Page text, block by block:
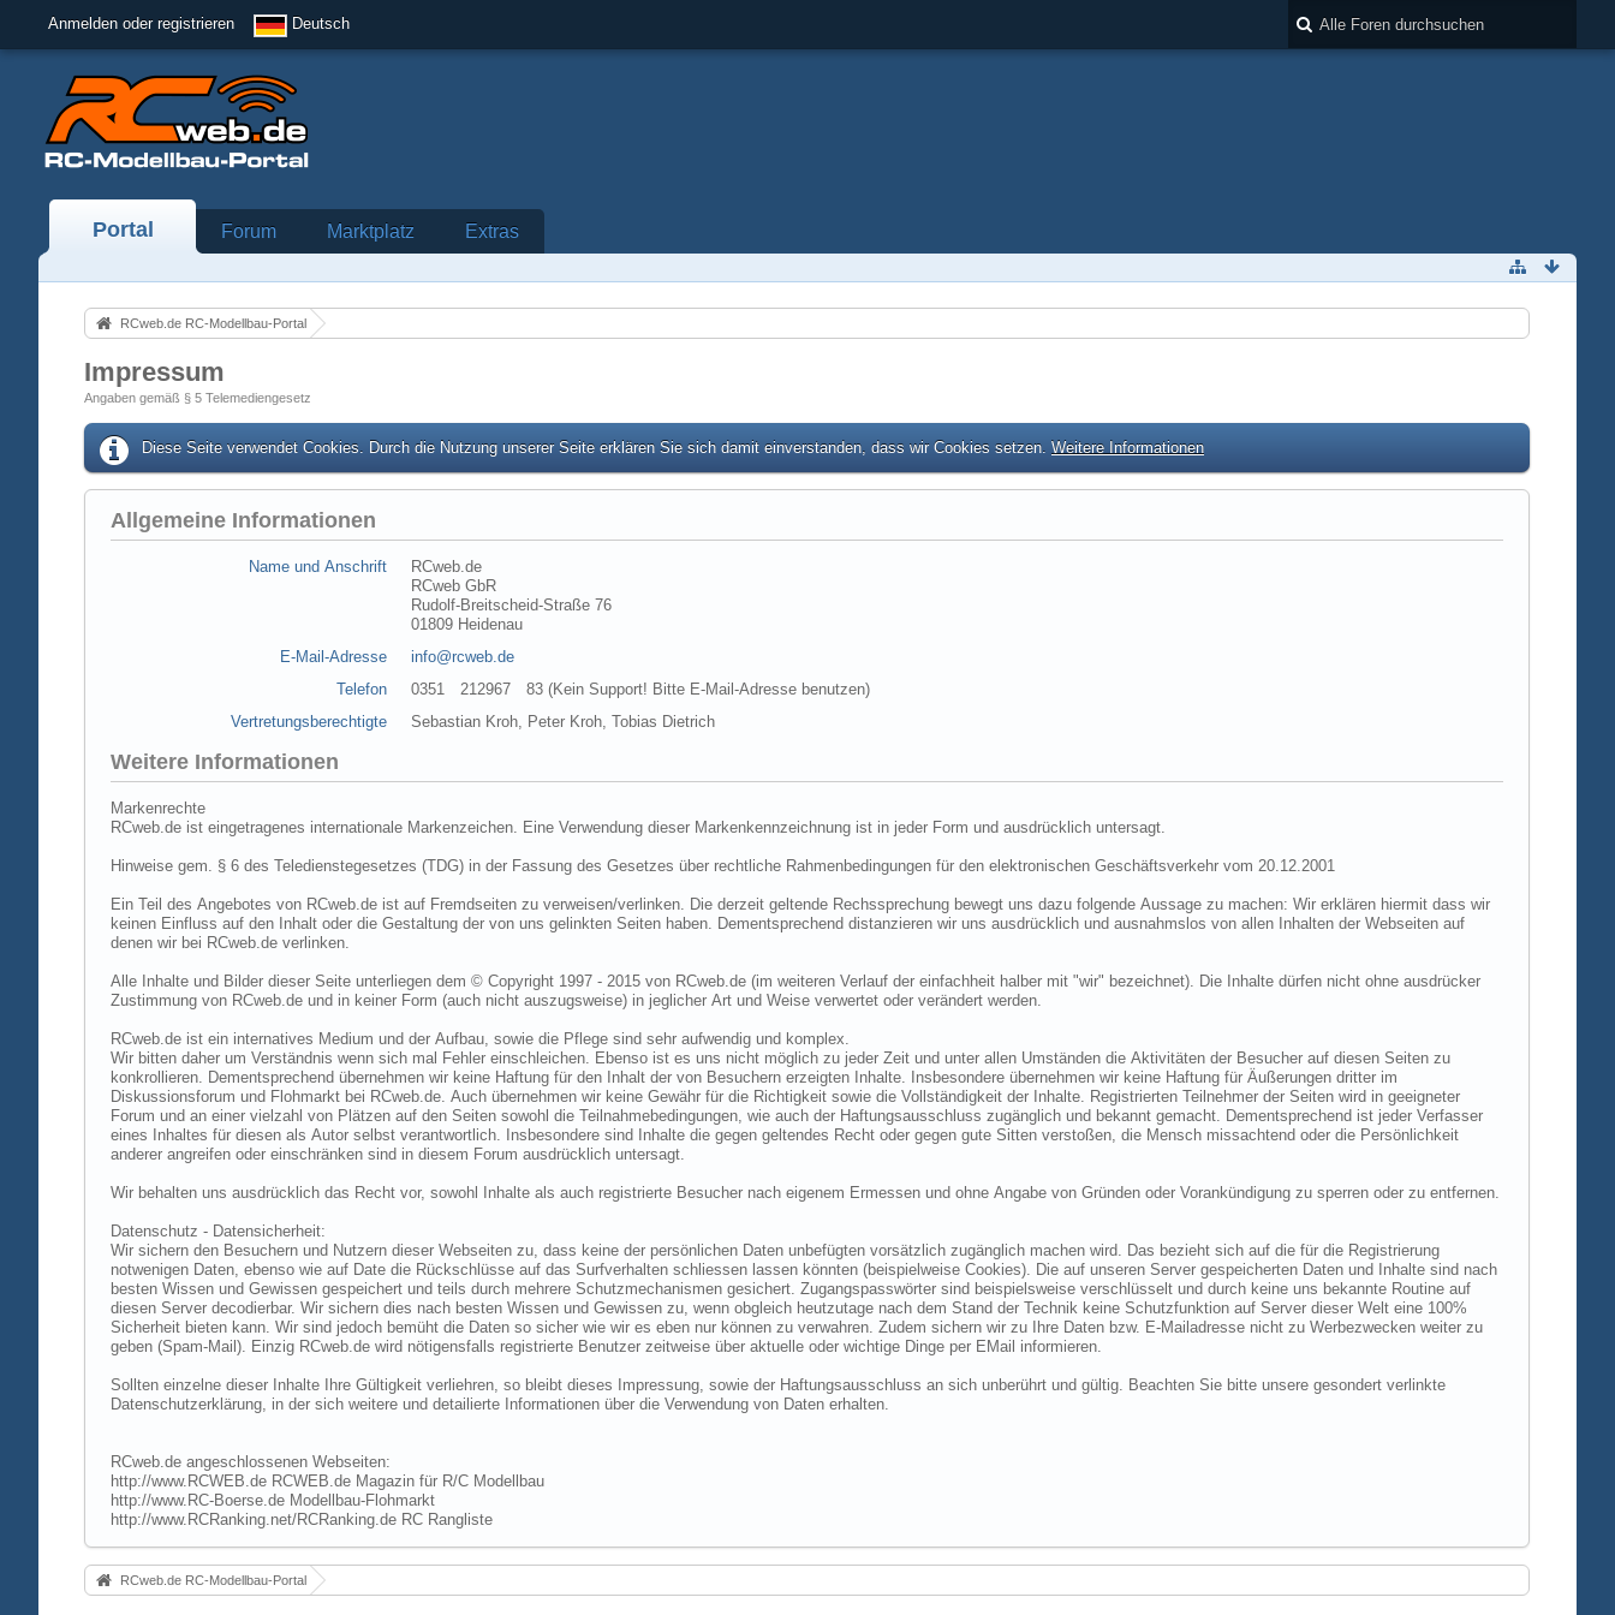
Anmelden oder registrieren Deutsch
Portal Forum Marktplatz Extras
RCweb.de RC-Modellbau-Portal
Impressum
Angaben gemäß § 5 Telemediengesetz
Diese Seite verwendet Cookies. Durch die Nutzung unserer Seite erklären Sie sich damit einverstanden, dass wir Cookies setzen. Weitere Informationen
Allgemeine Informationen
Name und Anschrift
RCweb.de
RCweb GbR
Rudolf-Breitscheid-Straße 76
01809 Heidenau
E-Mail-Adresse
info@rcweb.de
Telefon
0351 212967 83 (Kein Support! Bitte E-Mail-Adresse benutzen)
Vertretungsberechtigte
Sebastian Kroh, Peter Kroh, Tobias Dietrich
Weitere Informationen
Markenrechte
RCweb.de ist eingetragenes internationale Markenzeichen. Eine Verwendung dieser Markenkennzeichnung ist in jeder Form und ausdrücklich untersagt.
Hinweise gem. § 6 des Teledienstegesetzes (TDG) in der Fassung des Gesetzes über rechtliche Rahmenbedingungen für den elektronischen Geschäftsverkehr vom 20.12.2001
Ein Teil des Angebotes von RCweb.de ist auf Fremdseiten zu verweisen/verlinken. Die derzeit geltende Rechssprechung bewegt uns dazu folgende Aussage zu machen: Wir erklären hiermit dass wir
keinen Einfluss auf den Inhalt oder die Gestaltung der von uns gelinkten Seiten haben. Dementsprechend distanzieren wir uns ausdrücklich und ausnahmslos von allen Inhalten der Webseiten auf
denen wir bei RCweb.de verlinken.
Alle Inhalte und Bilder dieser Seite unterliegen dem © Copyright 1997 - 2015 von RCweb.de (im weiteren Verlauf der einfachheit halber mit "wir" bezeichnet). Die Inhalte dürfen nicht ohne ausdrücker
Zustimmung von RCweb.de und in keiner Form (auch nicht auszugsweise) in jeglicher Art und Weise verwertet oder verändert werden.
RCweb.de ist ein internatives Medium und der Aufbau, sowie die Pflege sind sehr aufwendig und komplex.
Wir bitten daher um Verständnis wenn sich mal Fehler einschleichen. Ebenso ist es uns nicht möglich zu jeder Zeit und unter allen Umständen die Aktivitäten der Besucher auf diesen Seiten zu
konkrollieren. Dementsprechend übernehmen wir keine Haftung für den Inhalt der von Besuchern erzeigten Inhalte. Insbesondere übernehmen wir keine Haftung für Äußerungen dritter im
Diskussionsforum und Flohmarkt bei RCweb.de. Auch übernehmen wir keine Gewähr für die Richtigkeit sowie die Vollständigkeit der Inhalte. Registrierten Teilnehmer der Seiten wird in geeigneter
Forum und an einer vielzahl von Plätzen auf den Seiten sowohl die Teilnahmebedingungen, wie auch der Haftungsausschluss zugänglich und bekannt gemacht. Dementsprechend ist jeder Verfasser
eines Inhaltes für diesen als Autor selbst verantwortlich. Insbesondere sind Inhalte die gegen geltendes Recht oder gegen gute Sitten verstoßen, die Mensch missachtend oder die Persönlichkeit
anderer angreifen oder einschränken sind in diesem Forum ausdrücklich untersagt.
Wir behalten uns ausdrücklich das Recht vor, sowohl Inhalte als auch registrierte Besucher nach eigenem Ermessen und ohne Angabe von Gründen oder Vorankündigung zu sperren oder zu entfernen.
Datenschutz - Datensicherheit:
Wir sichern den Besuchern und Nutzern dieser Webseiten zu, dass keine der persönlichen Daten unbefügten vorsätzlich zugänglich machen wird. Das bezieht sich auf die für die Registrierung
notwenigen Daten, ebenso wie auf Date die Rückschlüsse auf das Surfverhalten schliessen lassen könnten (beispielweise Cookies). Die auf unseren Server gespeicherten Daten und Inhalte sind nach
besten Wissen und Gewissen gespeichert und teils durch mehrere Schutzmechanismen gesichert. Zugangspasswörter sind beispielsweise verschlüsselt und durch keine uns bekannte Routine auf
diesen Server decodierbar. Wir sichern dies nach besten Wissen und Gewissen zu, wenn obgleich heutzutage nach dem Stand der Technik keine Schutzfunktion auf Server dieser Welt eine 100%
Sicherheit bieten kann. Wir sind jedoch bemüht die Daten so sicher wie wir es eben nur können zu verwahren. Zudem sichern wir zu Ihre Daten bzw. E-Mailadresse nicht zu Werbezwecken weiter zu
geben (Spam-Mail). Einzig RCweb.de wird nötigensfalls registrierte Benutzer zeitweise über aktuelle oder wichtige Dinge per EMail informieren.
Sollten einzelne dieser Inhalte Ihre Gültigkeit verliehren, so bleibt dieses Impressung, sowie der Haftungsausschluss an sich unberührt und gültig. Beachten Sie bitte unsere gesondert verlinkte
Datenschutzerklärung, in der sich weitere und detailierte Informationen über die Verwendung von Daten erhalten.
RCweb.de angeschlossenen Webseiten:
http://www.RCWEB.de RCWEB.de Magazin für R/C Modellbau
http://www.RC-Boerse.de Modellbau-Flohmarkt
http://www.RCRanking.net/RCRanking.de RC Rangliste
RCweb.de RC-Modellbau-Portal